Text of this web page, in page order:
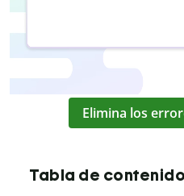
Elimina los
Tabla de